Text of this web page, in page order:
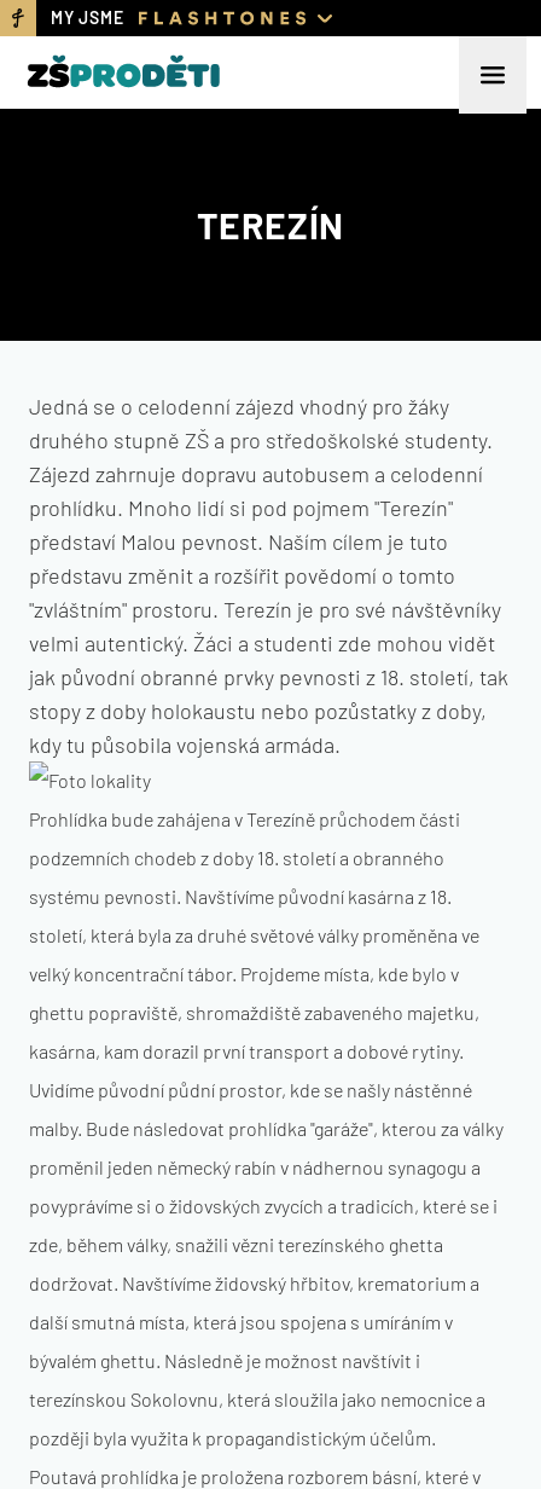
MY JSME
TEREZÍN
Jedná se o celodenní zájezd vhodný pro žáky
druhého stupně ZŠ a pro středoškolské studenty.
Zájezd zahrnuje dopravu autobusem a celodenní
prohlídku. Mnoho lidí si pod pojmem "Terezín"
představí Malou pevnost. Naším cílem je tuto
představu změnit a rozšířit povědomí o tomto
"zvláštním" prostoru. Terezín je pro své návštěvníky
velmi autentický. Žáci a studenti zde mohou vidět
jak původní obranné prvky pevnosti z 18. století, tak
stopy z doby holokaustu nebo pozůstatky z doby,
kdy tu působila vojenská armáda.
Prohlídka bude zahájena v Terezíně průchodem části
podzemních chodeb z doby 18. století a obranného
systému pevnosti. Navštívíme původní kasárna z 18.
století, která byla za druhé světové války proměněna ve
velký koncentrační tábor. Projdeme místa, kde bylo v
ghettu popraviště, shromaždiště zabaveného majetku,
kasárna, kam dorazil první transport a dobové rytiny.
Uvidíme původní půdní prostor, kde se našly nástěnné
malby. Bude následovat prohlídka "garáže", kterou za války
proměnil jeden německý rabín v nádhernou synagogu a
povyprávíme si o židovských zvycích a tradicích, které se i
zde, během války, snažili vězni terezínského ghetta
dodržovat. Navštívíme židovský hřbitov, krematorium a
další smutná místa, která jsou spojena s umíráním v
bývalém ghettu. Následně je možnost navštívit i
terezínskou Sokolovnu, která sloužila jako nemocnice a
později byla využita k propagandistickým účelům.
Poutavá prohlídka je proložena rozborem básní, které v